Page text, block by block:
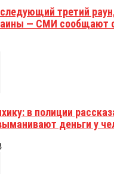
третий
— СМИ сообщают
в полиции
деньги у